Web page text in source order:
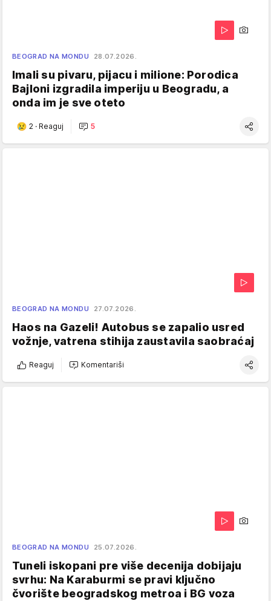
BEOGRAD NA MONDU 28.07.2026.
Imali su pivaru, pijacu i milione: Porodica
Bajloni izgradila imperiju u Beogradu, a
onda im je sve oteto
2 · Reaguj 5
BEOGRAD NA MONDU 27.07.2026.
Haos na Gazeli! Autobus se zapalio usred
vožnje, vatrena stihija zaustavila saobraćaj
Reaguj Komentariši
BEOGRAD NA MONDU 25.07.2026.
Tuneli iskopani pre više decenija dobijaju
svrhu: Na Karaburmi se pravi ključno
čvorište beogradskog metroa i BG voza